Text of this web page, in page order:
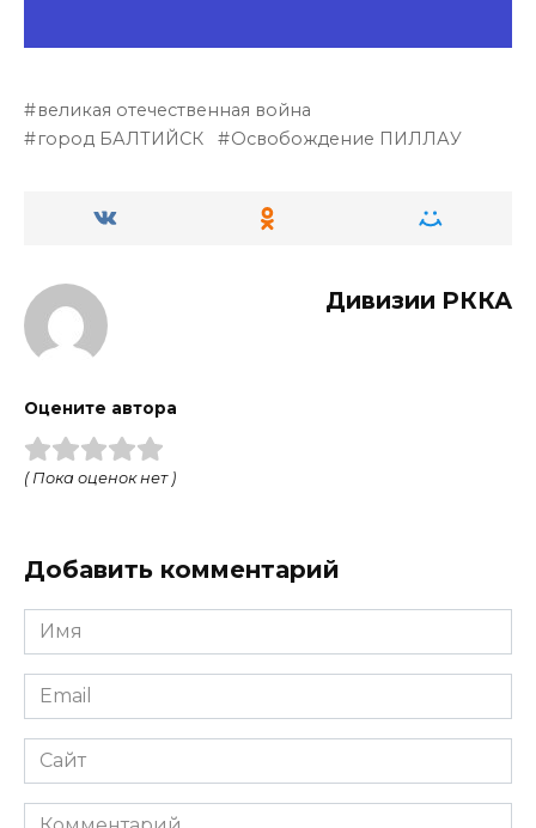
великая отечественная война
город БАЛТИЙСК
Освобождение ПИЛЛАУ
Дивизии РККА
Оцените автора
( Пока оценок нет )
Добавить комментарий
Имя
Email
Сайт
Комментарий